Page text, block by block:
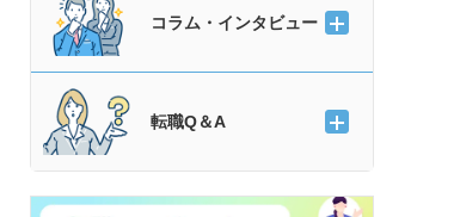
コラム・インタビュー
転職Q＆A